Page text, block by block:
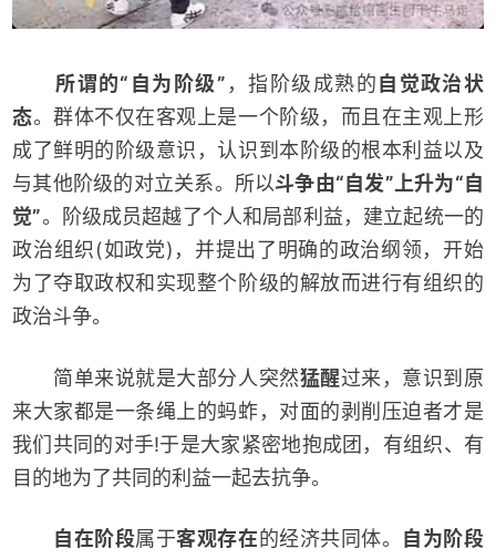
所谓的“自为阶级” ，指阶级成熟的自觉政治状
态。群体不仅在客观上是一个阶级，而且在主观上形
成了鲜明的阶级意识，认识到本阶级的根本利益以及
与其他阶级的对立关系。所以斗争由“自发”上升为“自
觉”。阶级成员超越了个人和局部利益，建立起统一的
政治组织(如政党)，并提出了明确的政治纲领，开始
为了夺取政权和实现整个阶级的解放而进行有组织的
政治斗争。
简单来说就是大部分人突然猛醒过来，意识到原
来大家都是一条绳上的蚂蚱，对面的剥削压迫者才是
我们共同的对手!于是大家紧密地抱成团，有组织、有
目的地为了共同的利益一起去抗争。
自在阶段属于客观存在的经济共同体。 自为阶段